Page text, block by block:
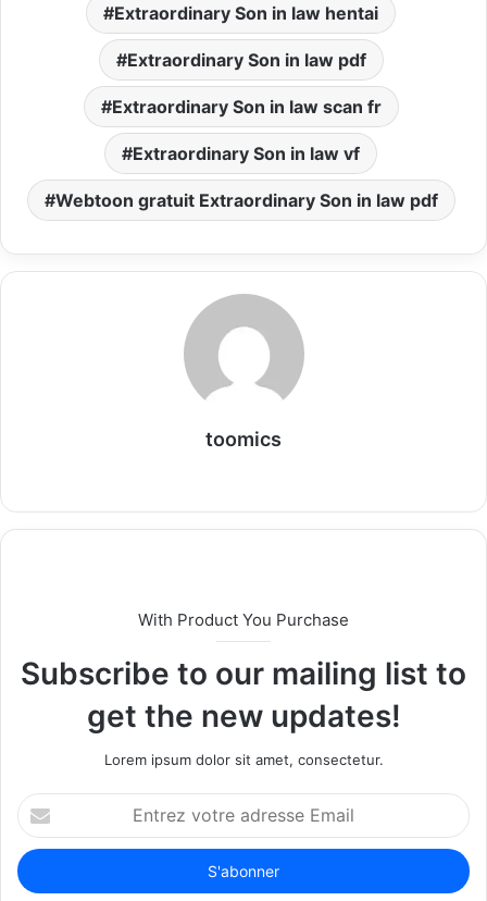
Extraordinary Son in law hentai
Extraordinary Son in law pdf
Extraordinary Son in law scan fr
Extraordinary Son in law vf
Webtoon gratuit Extraordinary Son in law pdf
toomics
b
e
With Product You Purchase
Subscribe to our mailing list to
get the new updates!
Lorem ipsum dolor sit amet, consectetur.
E
n
r